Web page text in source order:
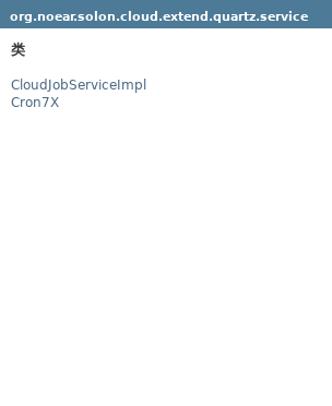
org.noear.solon.cloud.extend.quartz.service
类
CloudJobServiceImpl
Cron7X